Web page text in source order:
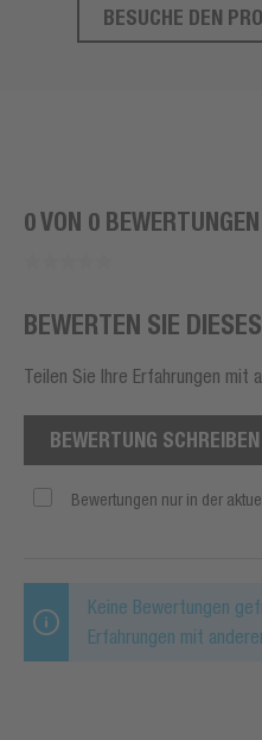
PRODUKT SUPPORT
BESUCHE DEN
0 VON 0 BEWERTUNGEN
BEWERTEN SIE
Teilen Sie Ihre Erfahrungen mit
BEWERTUNG SCHREIBEN
Bewertungen nur in der
Keine Bewertungen
Erfahrungen mit